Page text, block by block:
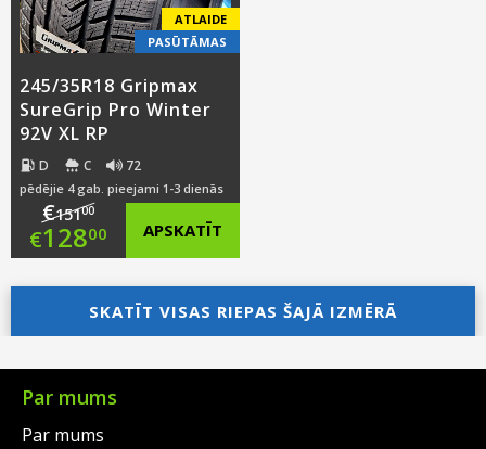
ATLAIDE
PASŪTĀMAS
245/35R18 Gripmax
SureGrip Pro Winter
92V XL RP
D C 72
pēdējie 4 gab. pieejami 1-3 dienās
€15100
Original
price
was:
€151.00.
€12800
Current
price
is:
€128.00.
APSKATĪT
SKATĪT VISAS RIEPAS ŠAJĀ IZMĒRĀ
Par mums
Par mums